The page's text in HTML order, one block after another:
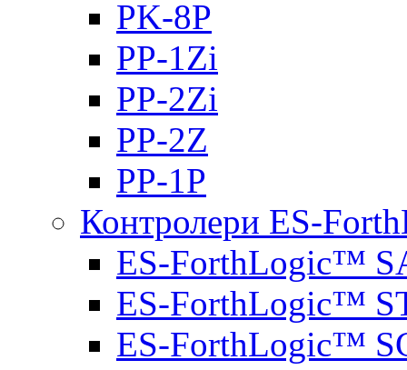
PK-8P
PP-1Zi
PP-2Zi
PP-2Z
PP-1P
Контролери ES-
ES-ForthLogic™
ES-ForthLogic™
ES-ForthLogic™